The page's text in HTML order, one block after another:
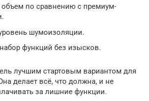
по сравнению с премиум-
шумоизоляции.
функций без изысков.
лучшим стартовым вариантом для
делает всё, что должна, и не
за лишние функции.